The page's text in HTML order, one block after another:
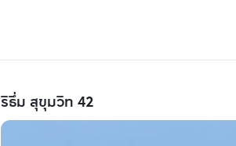
ริธึ่ม สุขุมวิท 42